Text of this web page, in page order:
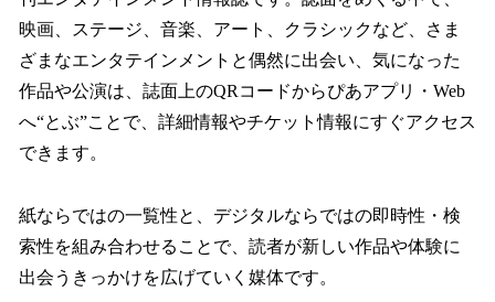
映画、ステージ、音楽、アート、クラシックなど、さま
ざまなエンタテインメントと偶然に出会い、気になった
作品や公演は、誌面上のQRコードからぴあアプリ・Web
へ“とぶ”ことで、詳細情報やチケット情報にすぐアクセス
できます。
紙ならではの一覧性と、デジタルならではの即時性・検
索性を組み合わせることで、読者が新しい作品や体験に
出会うきっかけを広げていく媒体です。